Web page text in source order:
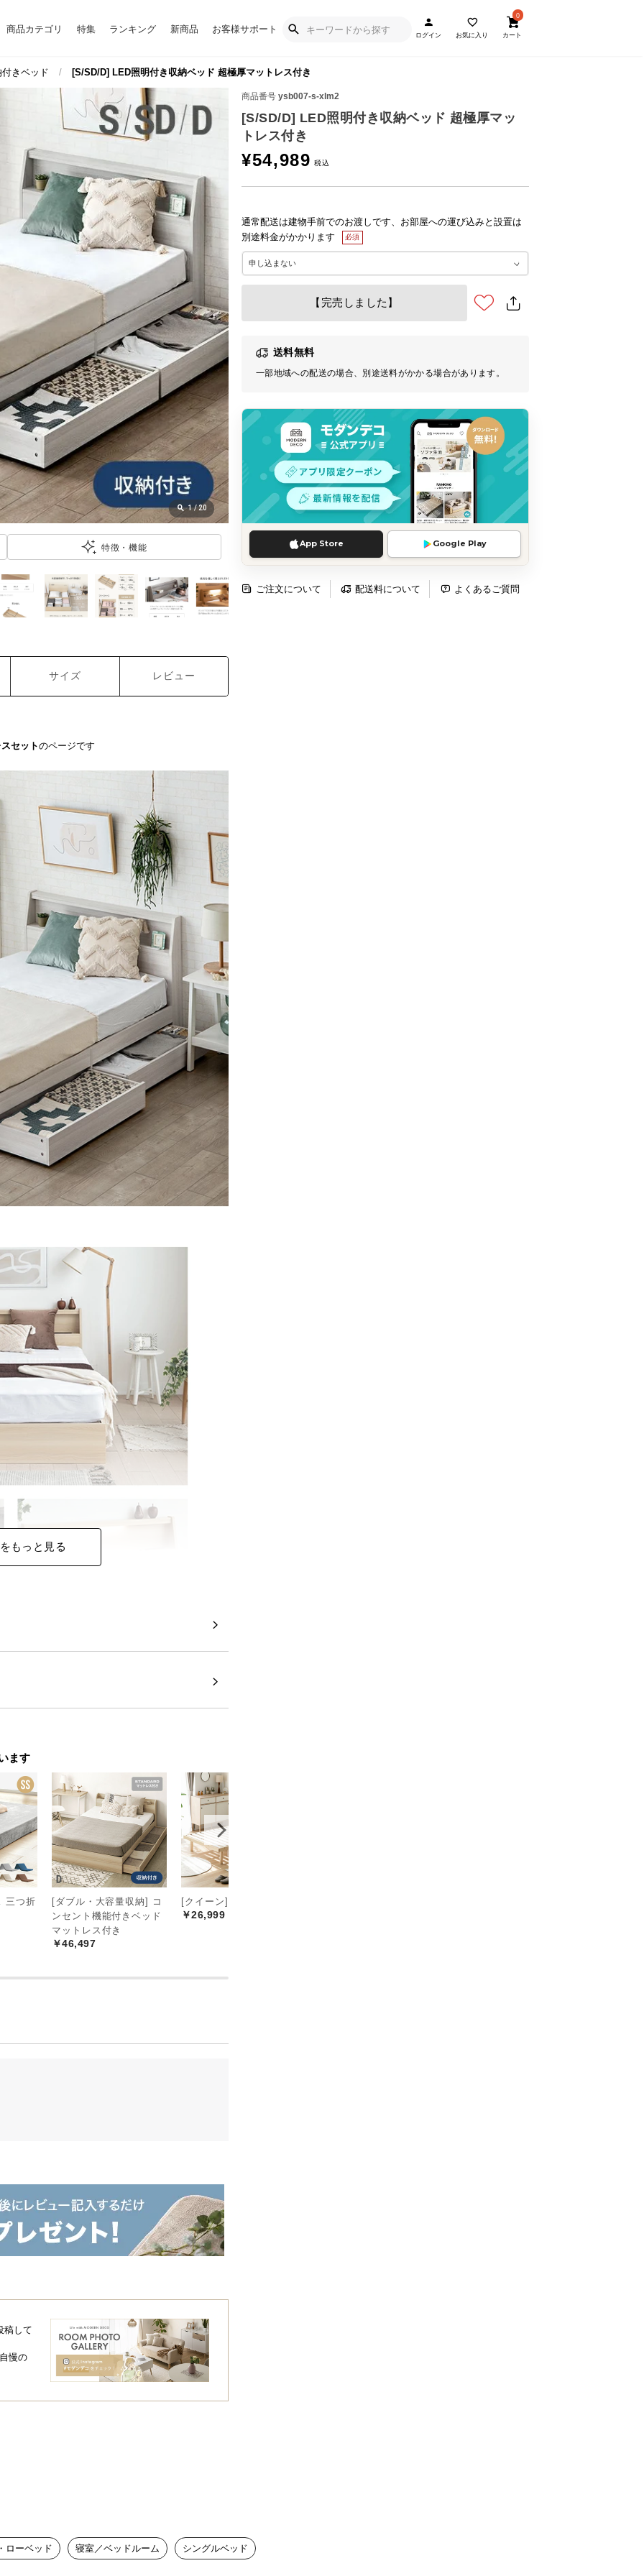
商品カテゴリ 特集 ランキング 新商品 お客様サポート
ログイン お気に入り
0
カート
きベッド [S/SD/D] LED照明付き収納ベッド 超極厚マットレス付き
商品番号 ysb007-s-xlm2
[S/SD/D] LED照明付き収納ベッド 超極厚マッ
トレス付き
¥54,989
通常配送は建物手前でのお渡しです、お部屋への運び込みと設置は
別途料金がかかります
【完売しました】
送料無料
一部地域への配送の場合、別途送料がかかる場合があります。
App Store Google Play
ご注文について 配送料について よくあるご質問
1/20
特徴・機能
サイズ レビュー
セットのページです
もっと見る
ます
三つ折
[ダブル・大容量収納] コ
ンセント機能付きベッド
マットレス付き
￥46,497
[クイーン] すのこベッド
￥26,999
稿して
慢の
ローベッド 寝室／ベッドルーム シングルベッド